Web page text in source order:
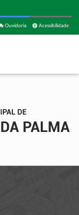
Acessibilidade
Ouvidoria